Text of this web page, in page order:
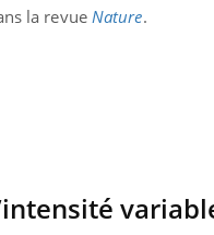
la revue Nature.